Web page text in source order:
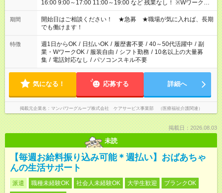
16:00 9:00～17:00 11:00～19:00 など 残業なし！ ※Wワークの
場合、他のお仕事と合わせ週40時間超の就業はご案内できませ
ん ※法令に基づき、週20時間以上勤務は社会保険への加入対象
となります ※労働者派遣法（日雇い派遣の原則禁止）により、
短時間・短期間の就業はご案内が難しい場合があります
期間
開始日はご相談ください！ ★急募 ★職場が気に入れば、長期
でも働けます！
特徴 週1日からOK / 日払いOK / 履歴書不要 / 40～50代活躍中 / 副
業・WワークOK / 服装自由 / シフト勤務 / 10名以上の大量募
集 / 電話対応なし / パソコンスキル不要
気になる！ 応募する 詳細へ
掲載元企業名 マンパワーグループ株式会社 ケアサービス事業部 （医療福祉介護関連）
掲載日：2026.08.03
未読
【毎週お給料振り込み可能＊週払い】おばあちゃ
んの生活サポート
派遣 職種未経験OK 社会人未経験OK 大学生歓迎
ブランクOK